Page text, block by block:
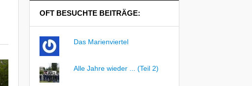
OFT BESUCHTE BEITRÄGE:
Das Marienviertel
Alle Jahre wieder ... (Teil 2)